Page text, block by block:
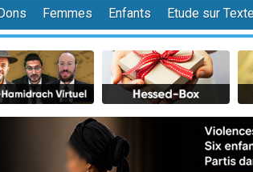
personnes viennent de nous rejoindre sur WhatsApp
Il reste 49 places pour étudier en groupe sur Zoom
23 personnes viennent de faire un don pour Diane,
vient de donner son Maasser
viennent de nous rejoindre sur WhatsApp
personnes viennent de nous rejoindre sur WhatsApp
3 personnes viennent de faire un don pour 5 jours
Femmes Enfants Etude sur